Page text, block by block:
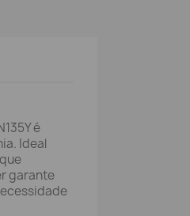
é
Ideal
garante